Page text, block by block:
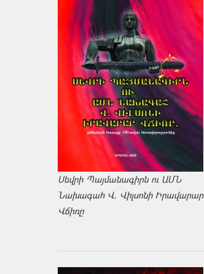
Սեվրի Պայմանագիրն ու ԱՄՆ
Նախագահ Վ. Վիլսոնի Իրավարար
Վճիռը